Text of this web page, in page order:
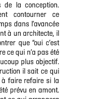
de la conception.
contourner ce
dans l’avancée
à un architecte, il
que “oui c’est
ce qui n’a pas été
plus objectif.
il sait ce qui
à faire refaire si la
prévu en amont.